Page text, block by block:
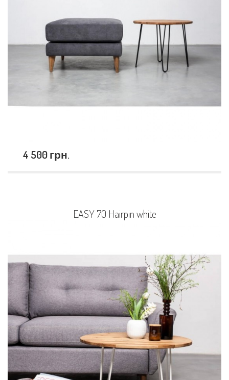
4 500 грн.
EASY 70 Hairpin white